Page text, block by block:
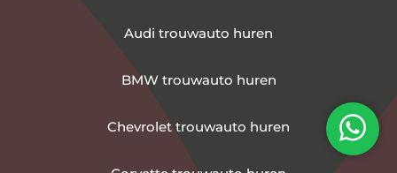
Audi trouwauto huren
BMW trouwauto huren
Chevrolet trouwauto huren